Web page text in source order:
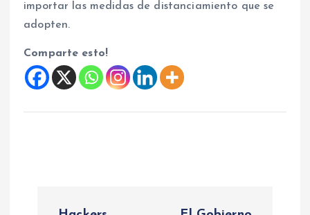
importar las medidas de distanciamiento que se
adopten.
Comparte esto!